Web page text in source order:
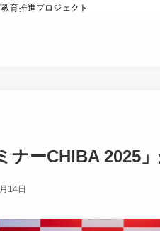
育推進プロジェクト
ナーCHIBA 2025
14日